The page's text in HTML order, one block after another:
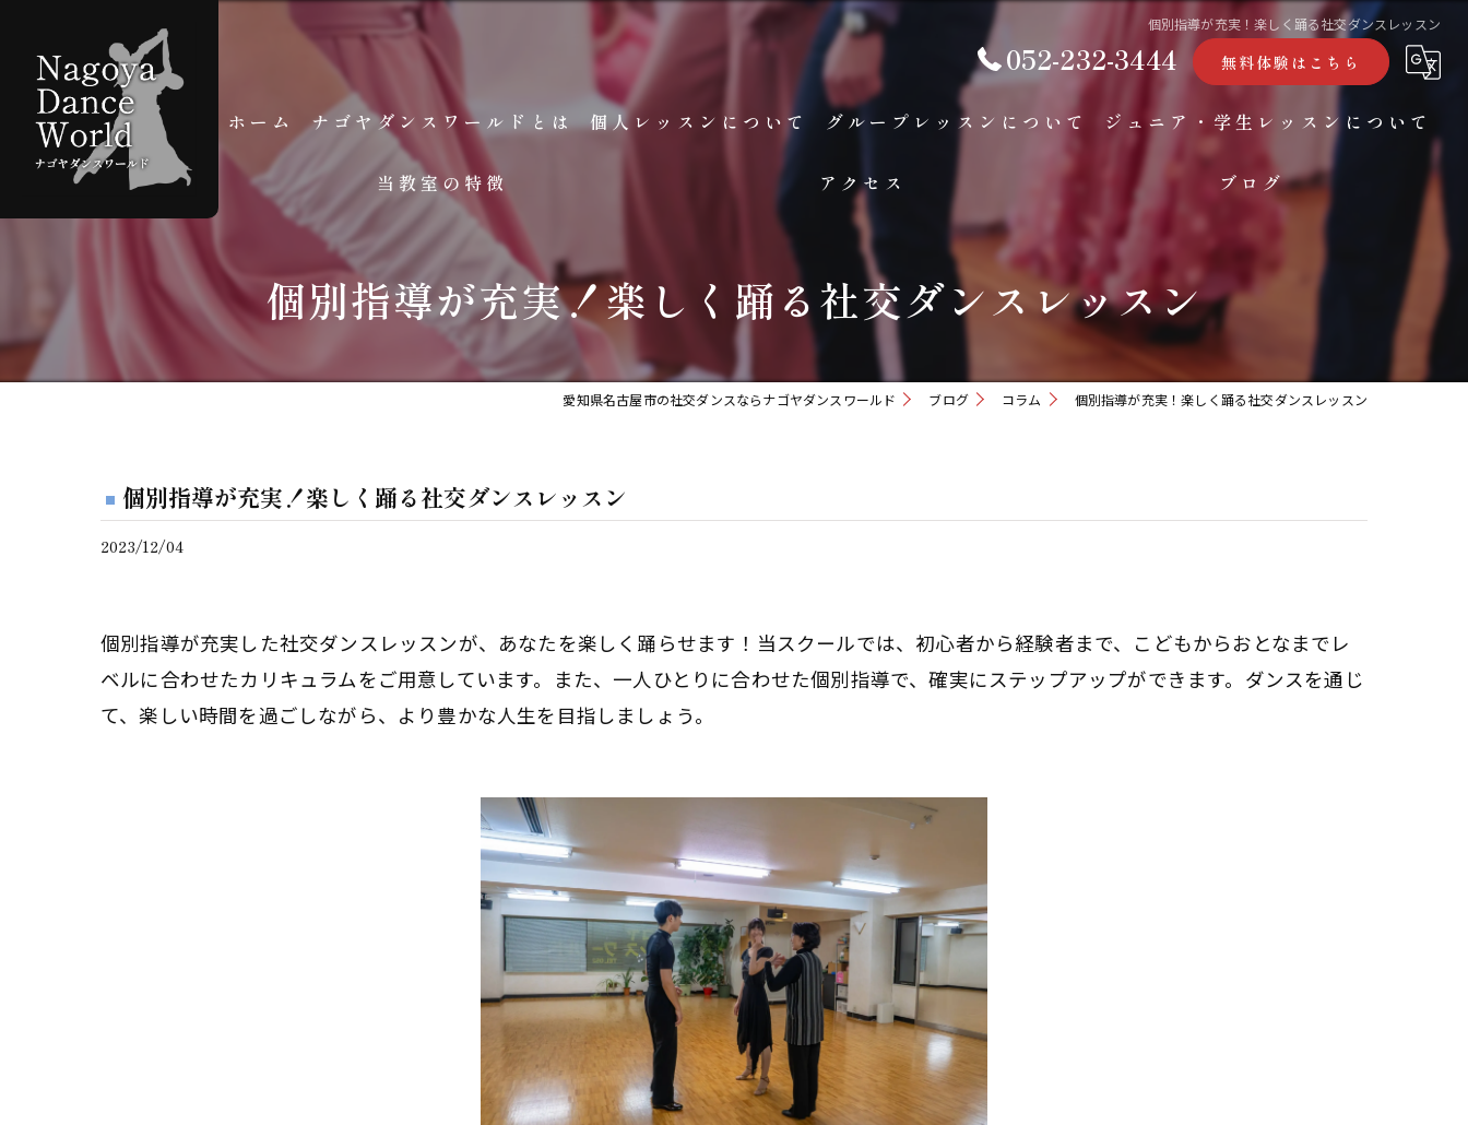
個別指導が充実！楽しく踊る社交ダンスレッスン
052-232-3444 無料体験はこちら
ホーム ナゴヤダンスワールドとは
スタッフ紹介
よくある質問
個人レッスンについて グループレッスンについて ジュニア・学生レッスンについて
当教室の特徴
グループレッスン
初心者
アクセス ブログ
コラム
個別指導が充実！楽しく踊る社交ダンスレッスン
愛知県名古屋市の社交ダンスならナゴヤダンスワールド ブログ コラム 個別指導が充実！楽しく踊る社交ダンスレッスン
個別指導が充実！楽しく踊る社交ダンスレッスン
2023/12/04
個別指導が充実した社交ダンスレッスンが、あなたを楽しく踊らせます！当スクールでは、初心者から経験者まで、こどもからおとなまでレ
ベルに合わせたカリキュラムをご用意しています。また、一人ひとりに合わせた個別指導で、確実にステップアップができます。ダンスを通じ
て、楽しい時間を過ごしながら、より豊かな人生を目指しましょう。